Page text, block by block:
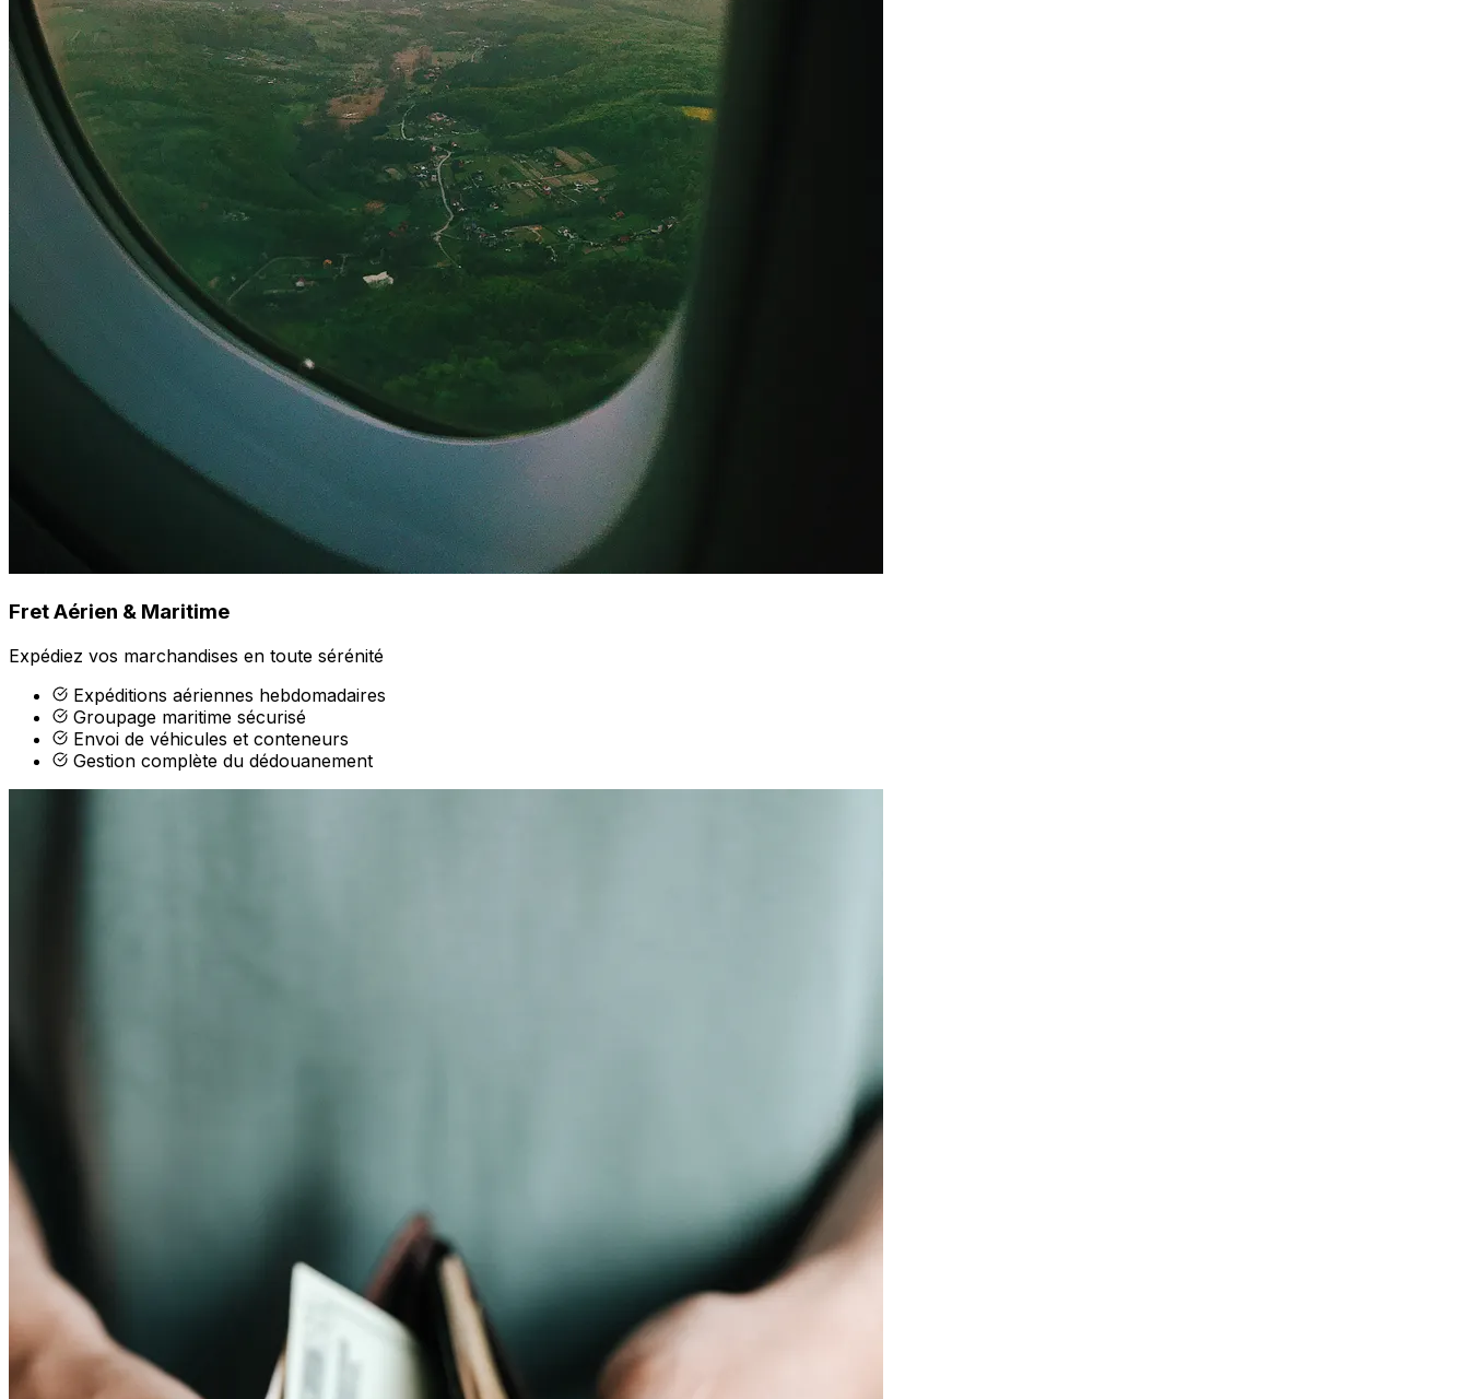
Fret Aérien & Maritime
Expédiez vos marchandises en toute sérénité
Expéditions aériennes hebdomadaires
Groupage maritime sécurisé
Envoi de véhicules et conteneurs
Gestion complète du dédouanement